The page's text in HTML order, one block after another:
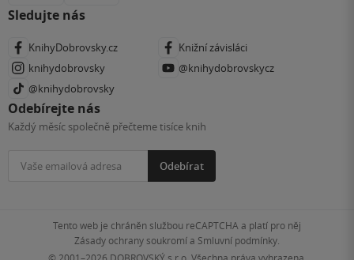
Sledujte nás
KnihyDobrovsky.cz
Knižní závisláci
knihydobrovsky
@knihydobrovskycz
@knihydobrovsky
Odebírejte nás
Každý měsíc společně přečteme tisíce knih
Odebírat
Tento web je chráněn službou reCAPTCHA a platí pro něj
Zásady ochrany soukromía Smluvní podmínky